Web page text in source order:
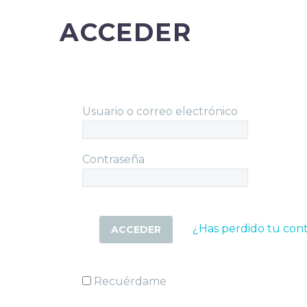
ACCEDER
Usuario o correo electrónico
Contraseña
¿Has perdido tu
Recuérdame